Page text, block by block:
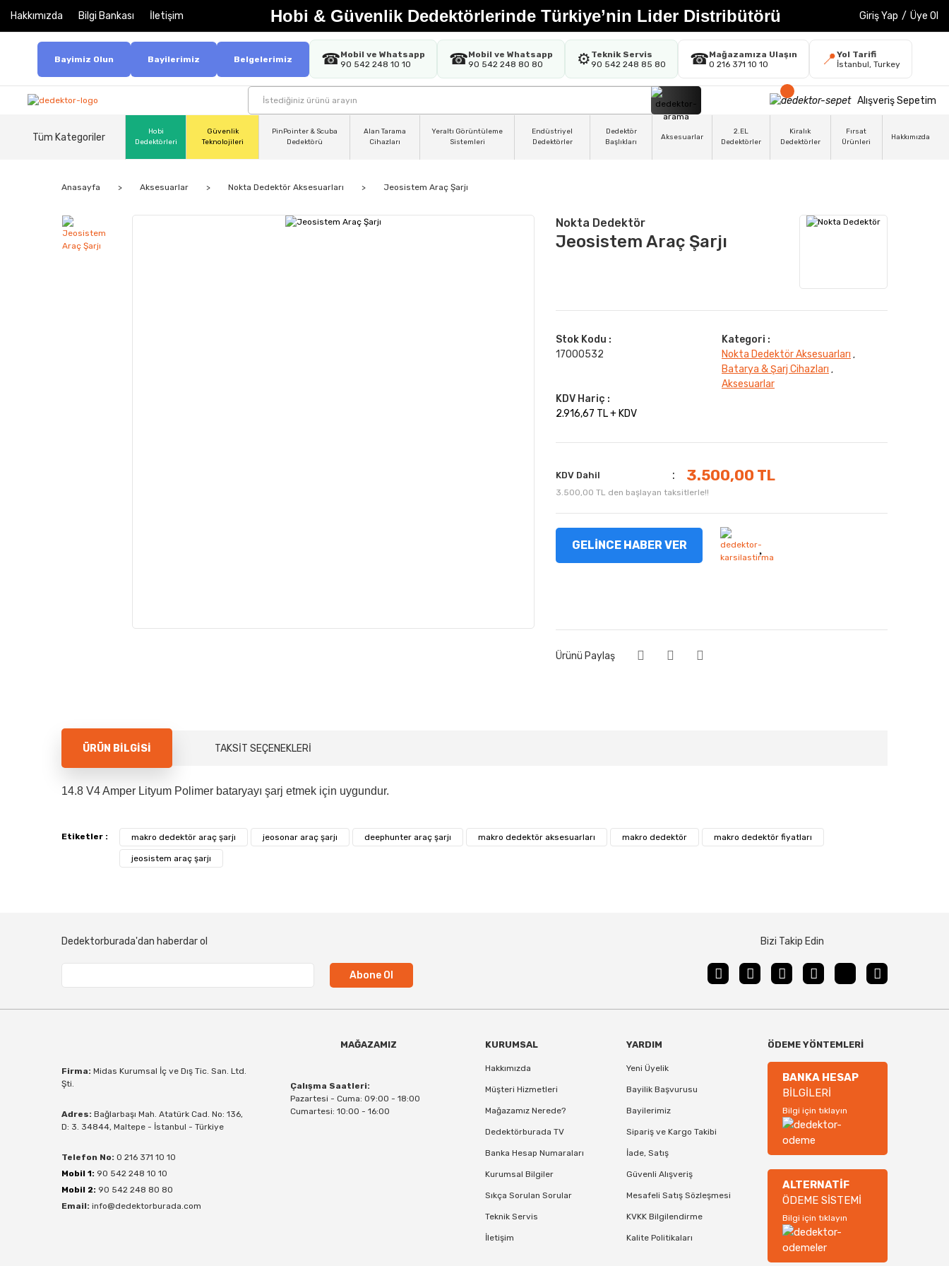
Hakkımızda Bilgi Bankası İletişim Hobi & Güvenlik Dedektörlerinde Türkiye’nin Lider Distribütörü Giriş Yap / Üye Ol
Bayimiz Olun Bayilerimiz Belgelerimiz ☎Mobil ve Whatsapp
90 542 248 10 10
☎Mobil ve Whatsapp
90 542 248 80 80
⚙️ Teknik Servis
90 542 248 85 80
☎Mağazamıza Ulaşın
0 216 371 10 10
📍Yol Tarifi
İstanbul, Turkey
Alışveriş Sepetim
Tüm Kategoriler
Hobi
Dedektörleri
Güvenlik
Teknolojileri
PinPointer & Scuba
Dedektörü
Alan Tarama
Cihazları
Yeraltı Görüntüleme
Sistemleri
Endüstriyel
Dedektörler
Dedektör
Başlıkları
Aksesuarlar
2.EL
Dedektörler
Kiralık
Dedektörler
Fırsat
Ürünleri
Hakkımızda
Anasayfa Aksesuarlar Nokta Dedektör Aksesuarları Jeosistem Araç Şarjı
Nokta Dedektör
Jeosistem Araç Şarjı
Stok Kodu :
17000532
Kategori :
Nokta Dedektör Aksesuarları ,
Batarya & Şarj Cihazları ,
Aksesuarlar
KDV Hariç :
2.916,67 TL + KDV
KDV Dahil 3.500,00 TL
3.500,00 TL den başlayan taksitlerle!!
GELİNCE HABER VER
Ürünü Paylaş
ÜRÜN BILGISI TAKSIT SEÇENEKLERI
14.8 V4 Amper Lityum Polimer bataryayı şarj etmek için uygundur.
Etiketler : makro dedektör araç şarjı jeosonar araç şarjı deephunter araç şarjı makro dedektör aksesuarları makro dedektör makro dedektör fiyatları
jeosistem araç şarjı
Dedektorburada'dan haberdar ol
Abone Ol
Bizi Takip Edin
Firma: Midas Kurumsal İç ve Dış Tic. San. Ltd.
Şti.
Adres: Bağlarbaşı Mah. Atatürk Cad. No: 136,
D: 3. 34844, Maltepe - İstanbul - Türkiye
Telefon No: 0 216 371 10 10
Mobil 1: 90 542 248 10 10
Mobil 2: 90 542 248 80 80
Email: info@dedektorburada.com
MAĞAZAMIZ
Çalışma Saatleri:
Pazartesi - Cuma: 09:00 - 18:00
Cumartesi: 10:00 - 16:00
KURUMSAL
Hakkımızda
Müşteri Hizmetleri
Mağazamız Nerede?
Dedektörburada TV
Banka Hesap Numaraları
Kurumsal Bilgiler
Sıkça Sorulan Sorular
Teknik Servis
İletişim
YARDIM
Yeni Üyelik
Bayilik Başvurusu
Bayilerimiz
Sipariş ve Kargo Takibi
İade, Satış
Güvenli Alışveriş
Mesafeli Satış Sözleşmesi
KVKK Bilgilendirme
Kalite Politikaları
ÖDEME YÖNTEMLERİ
BANKA HESAP
BİLGİLERİ
Bilgi için tıklayın
ALTERNATİF
ÖDEME SİSTEMİ
Bilgi için tıklayın